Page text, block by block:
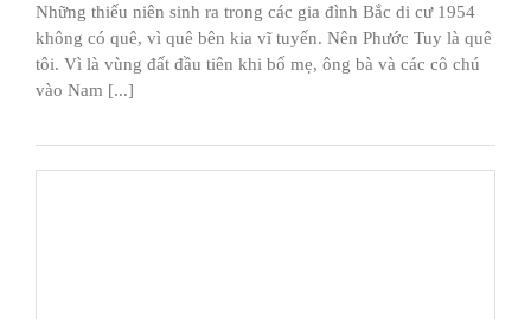
Những thiếu niên sinh ra trong các gia đình Bắc di cư 1954
không có quê, vì quê bên kia vĩ tuyến. Nên Phước Tuy là quê
tôi. Vì là vùng đất đầu tiên khi bố mẹ, ông bà và các cô chú
vào Nam [...]